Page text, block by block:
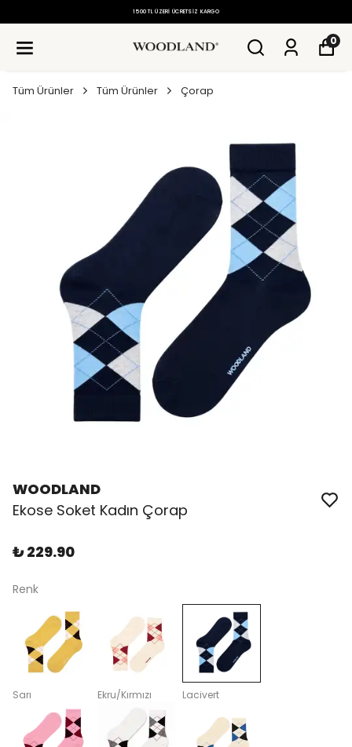
1500 TL ÜZERI ÜCRETSIZ KARGO
0
Tüm Ürünler Tüm Ürünler Çorap
WOODLAND
Ekose Soket Kadın Çorap
₺ 229.90
Renk
Sarı Ekru/Kırmızı Lacivert